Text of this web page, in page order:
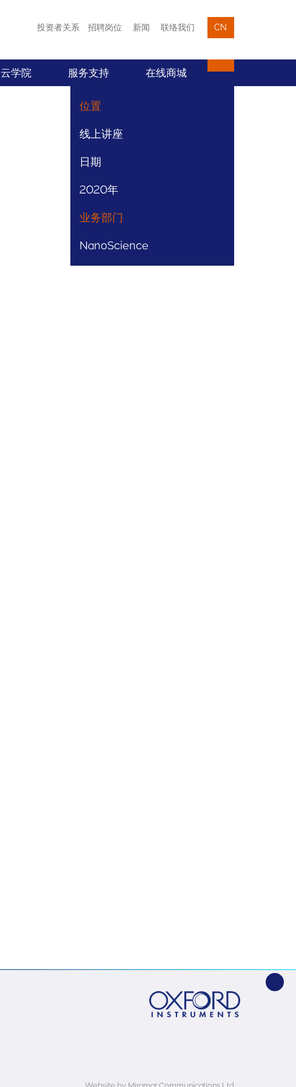
投资者关系 招聘岗位 新闻 联络我们 CN
云学院 服务支持 在线商城
位置
线上讲座
日期
2020年
业务部门
NanoScience